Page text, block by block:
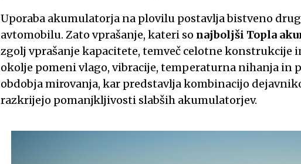
Uporaba akumulatorja na plovilu postavlja bistveno
avtomobilu. Zato vprašanje, kateri so najboljši Topla
zgolj vprašanje kapacitete, temveč celotne konstrukcije
okolje pomeni vlago, vibracije, temperaturna nihanja in
obdobja mirovanja, kar predstavlja kombinacijo
razkrijejo pomanjkljivosti slabših akumulatorjev.